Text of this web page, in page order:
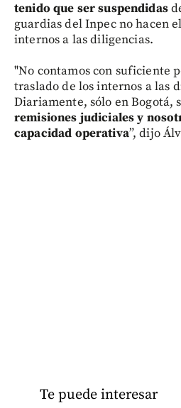
tenido que ser suspendidas
guardias del Inpec no hacen
internos a las diligencias.
"No contamos con suficiente
traslado de los internos a las
Diariamente, sólo en Bogotá,
remisiones judiciales y
capacidad operativa”, dijo
Te puede interesar